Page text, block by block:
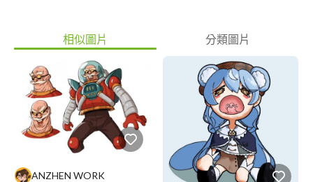
相似圖片 分類圖片
ANZHEN WORK